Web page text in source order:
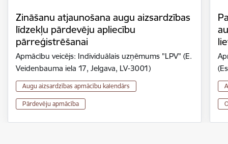
Zināšanu atjaunošana augu aizsardzības
līdzekļu pārdevēju apliecību
pārreģistrēšanai
Apmācību veicējs: Individuālais uzņēmums "LPV" (E.
Veidenbauma iela 17, Jelgava, LV-3001)
Augu aizsardzības apmācību kalendārs
Pārdevēju apmācība